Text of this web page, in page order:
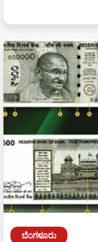
ಬೆಂಗಳೂರು